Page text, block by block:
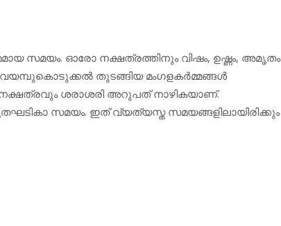
സമയം. ഓരോ നക്ഷത്രത്തിനും വിഷം, ഉഷ്ണം, അമൃതം
തുടങ്ങിയ മംഗളകര്‍മ്മങ്ങള്‍
ശരാശരി അറുപത് നാഴികയാണ്.
സമയം. ഇത് വ്യത്യസ്ത സമയങ്ങളിലായിരിക്കും